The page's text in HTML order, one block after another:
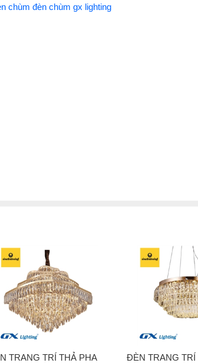
chùm đèn chùm gx lighting
TRANG TRÍ THẢ PHA
ĐÈN TRANG TRÍ